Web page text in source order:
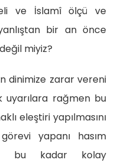
ve İslamî ölçü ve
bir an önce
miyiz?
dinimize zarar vereni
uyarılara rağmen bu
eleştiri yapılmasını
yapanı hasım
bu kadar kolay